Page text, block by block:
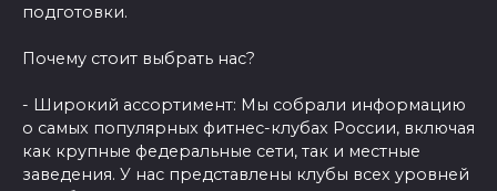
подготовки.
Почему стоит выбрать нас?
- Широкий ассортимент: Мы собрали информацию
о самых популярных фитнес-клубах России, включая
как крупные федеральные сети, так и местные
заведения. У нас представлены клубы всех уровней